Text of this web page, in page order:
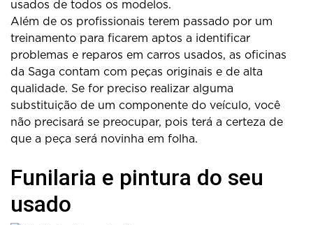
usados de todos os modelos.
Além de os profissionais terem passado por um
treinamento para ficarem aptos a identificar
problemas e reparos em carros usados, as oficinas
da Saga contam com peças originais e de alta
qualidade. Se for preciso realizar alguma
substituição de um componente do veículo, você
não precisará se preocupar, pois terá a certeza de
que a peça será novinha em folha.
Funilaria e pintura do seu
usado